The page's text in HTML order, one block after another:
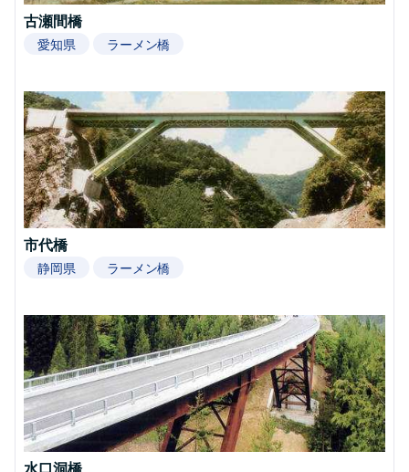
古瀬間橋
愛知県 ラーメン橋
市代橋
静岡県 ラーメン橋